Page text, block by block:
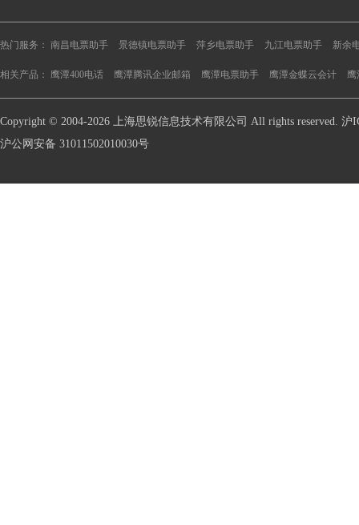
热门服务： 南昌电票助手 景德镇电票助手 萍乡电票助手 九江电票助手 新余
相关产品： 鹰潭400电话 鹰潭腾讯企业邮箱 鹰潭电票助手 鹰潭金蝶云会计
Copyright © 2004-2026 上海思锐信息技术有限公司 All rights reserved. 沪
沪公网安备 31011502010030号